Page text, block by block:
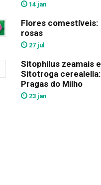
14 jan
Flores comestíveis:
rosas
27 jul
Sitophilus zeamais e
Sitotroga cerealella:
Pragas do Milho
23 jan